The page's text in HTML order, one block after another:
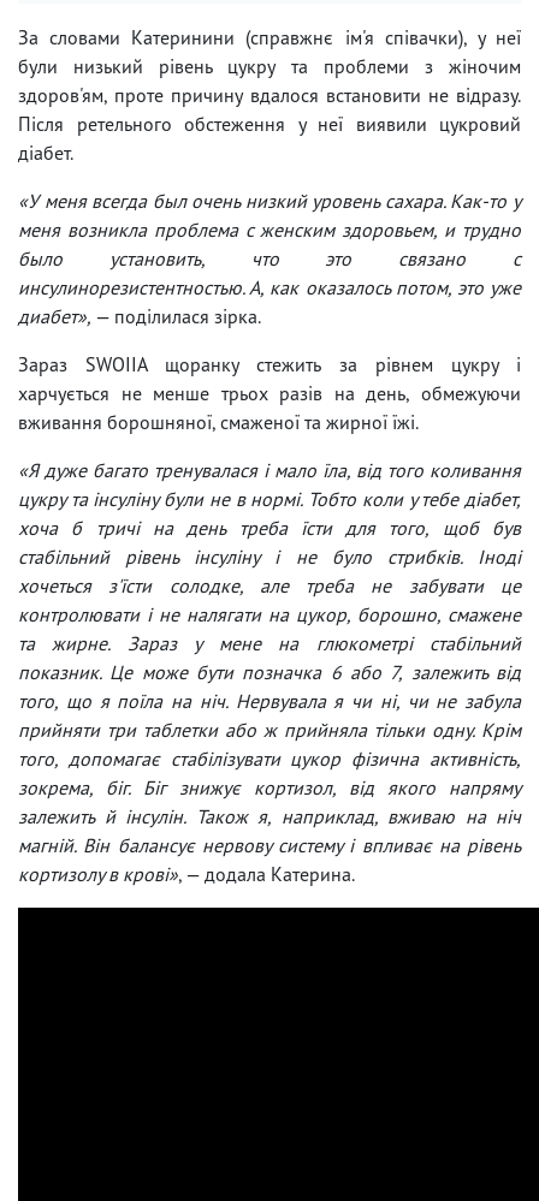
За словами Катеринини (справжнє ім'я співачки), у неї
були низький рівень цукру та проблеми з жіночим
здоров'ям, проте причину вдалося встановити не відразу.
Після ретельного обстеження у неї виявили цукровий
діабет.
«У меня всегда был очень низкий уровень сахара. Как-то у
меня возникла проблема с женским здоровьем, и трудно
было установить, что это связано с
инсулинорезистентностью. А, как оказалось потом, это уже
диабет», — поділилася зірка.
Зараз SWOIIA щоранку стежить за рівнем цукру і
харчується не менше трьох разів на день, обмежуючи
вживання борошняної, смаженої та жирної їжі.
«Я дуже багато тренувалася і мало їла, від того коливання
цукру та інсуліну були не в нормі. Тобто коли у тебе діабет,
хоча б тричі на день треба їсти для того, щоб був
стабільний рівень інсуліну і не було стрибків. Іноді
хочеться з'їсти солодке, але треба не забувати це
контролювати і не налягати на цукор, борошно, смажене
та жирне. Зараз у мене на глюкометрі стабільний
показник. Це може бути позначка 6 або 7, залежить від
того, що я поїла на ніч. Нервувала я чи ні, чи не забула
прийняти три таблетки або ж прийняла тільки одну. Крім
того, допомагає стабілізувати цукор фізична активність,
зокрема, біг. Біг знижує кортизол, від якого напряму
залежить й інсулін. Також я, наприклад, вживаю на ніч
магній. Він балансує нервову систему і впливає на рівень
кортизолу в крові», — додала Катерина.